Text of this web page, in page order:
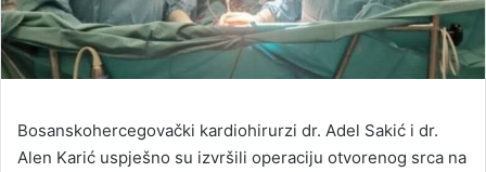
Bosanskohercegovački kardiohirurzi dr. Adel Sakić i dr.
Alen Karić uspješno su izvršili operaciju otvorenog srca na